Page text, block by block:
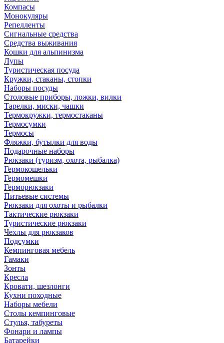
Компасы
Монокуляры
Репелленты
Сигнальные средства
Средства выживания
Кошки для альпинизма
Лупы
Туристическая посуда
Кружки, стаканы, стопки
Наборы посуды
Столовые приборы, ложки, вилки
Тарелки, миски, чашки
Термокружки, термостаканы
Термосумки
Термосы
Фляжки, бутылки для воды
Подарочные наборы
Рюкзаки (туризм, охота, рыбалка)
Гермокошельки
Гермомешки
Герморюкзаки
Питьевые системы
Рюкзаки для охоты и рыбалки
Тактические рюкзаки
Туристические рюкзаки
Чехлы для рюкзаков
Подсумки
Кемпинговая мебель
Гамаки
Зонты
Кресла
Кровати, шезлонги
Кухни походные
Наборы мебели
Столы кемпинговые
Стулья, табуреты
Фонари и лампы
Батарейки